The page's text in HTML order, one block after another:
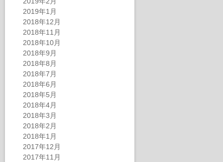
2019年1月
2018年12月
2018年11月
2018年10月
2018年9月
2018年8月
2018年7月
2018年6月
2018年5月
2018年4月
2018年3月
2018年2月
2018年1月
2017年12月
2017年11月